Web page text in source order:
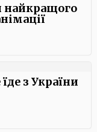
найкращого
з України